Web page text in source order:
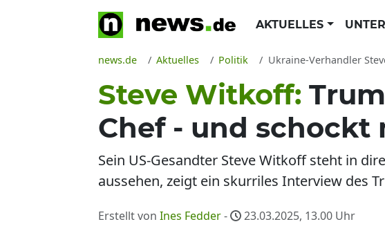
AKTUELLES
news.de Aktuelles Politik Ukraine-Verhandler
Steve Witkoff:
Chef - und schockt
Sein US-Gesandter Steve Witkoff steht in
aussehen, zeigt ein skurriles Interview des
Erstellt von Ines Fedder- 23.03.2025, 13.00 Uhr